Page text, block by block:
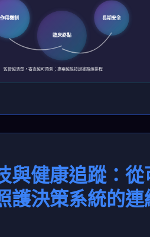
作用機制
臨床終點
長期安全
監管越清楚，審查越可預測；專案越能按證據路線排程
與健康追蹤：從
護決策系統的連